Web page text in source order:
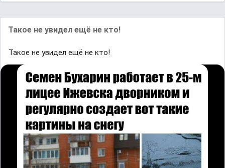
Такое не увидел ещё не кто!
Такое не увидел ещё не кто!